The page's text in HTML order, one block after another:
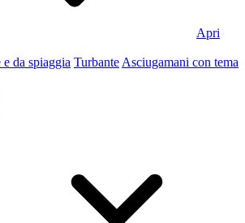
Apri
da spiaggia Turbante Asciugamani con tema